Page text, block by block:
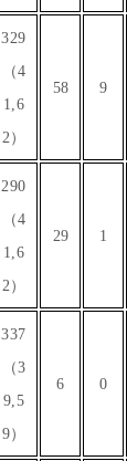
329
（4
1,6
2）
58 9
290
（4
1,6
2）
29 1
337
（3
9,5
9）
6 0